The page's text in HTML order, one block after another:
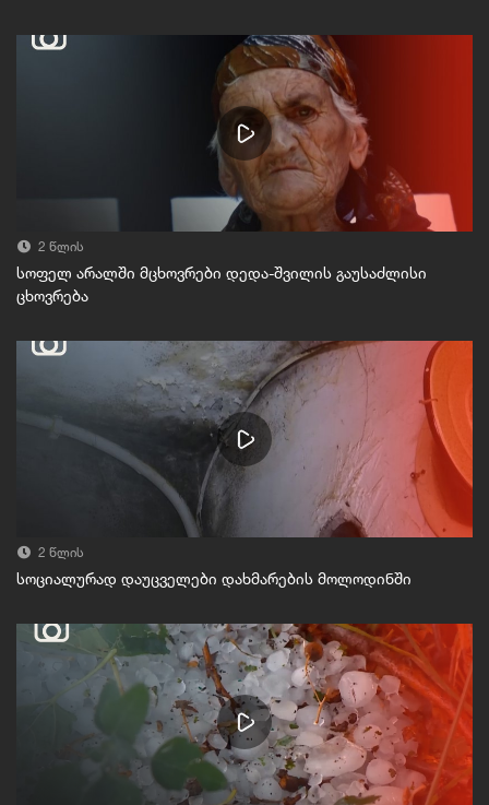
2 წლის
სოფელ არალში მცხოვრები დედა-შვილის გაუსაძლისი
ცხოვრება
2 წლის
სოციალურად დაუცველები დახმარების მოლოდინში